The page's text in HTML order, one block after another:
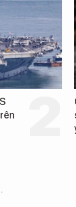
diễn tập đấu
bố, bảo vệ